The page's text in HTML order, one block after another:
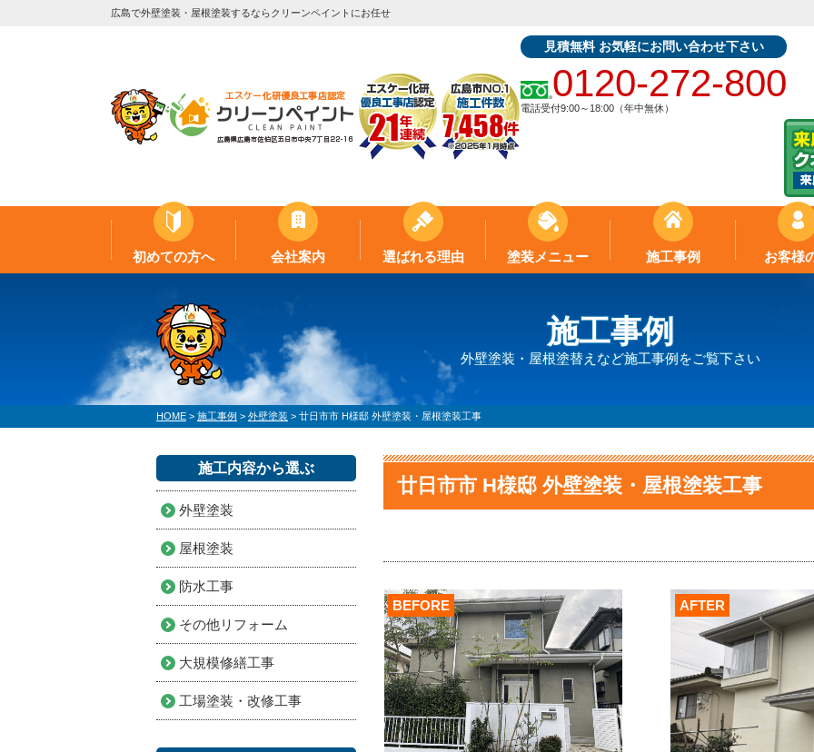
広島で外壁塗装・屋根塗装するならクリーンペイントにお任せ
見積無料 お気軽にお問い合わせ下さい
0120-272-800
電話受付9:00～18:00（年中無休）
初めての方へ 会社案内 選ばれる理由 塗装メニュー 施工事例 お客様
施工事例
外壁塗装・屋根塗替えなど施工事例をご覧下さい
HOME > 施工事例 > 外壁塗装 > 廿日市市 H様邸 外壁塗装・屋根塗装工事
廿日市市 H様邸 外壁塗装・屋根塗装工事
AFTER
BEFORE
施工内容から選ぶ
外壁塗装
屋根塗装
防水工事
その他リフォーム
大規模修繕工事
工場塗装・改修工事